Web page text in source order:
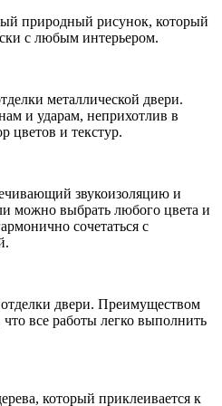
природный рисунок, который
с любым интерьером.
металлической двери.
и ударам, неприхотлив в
цветов и текстур.
звукоизоляцию и
можно выбрать любого цвета и
сочетаться с
двери. Преимуществом
что все работы легко выполнить
который приклеивается к